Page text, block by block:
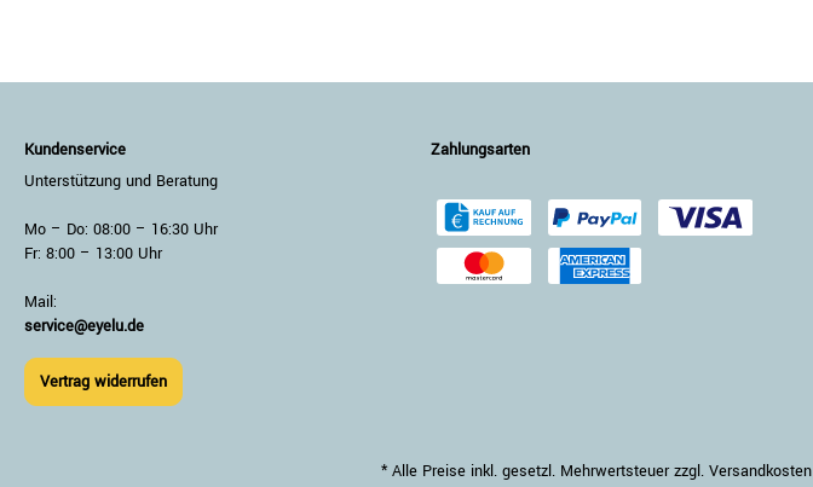
Kundenservice
Unterstützung und Beratung
Mo – Do: 08:00 – 16:30 Uhr
Fr: 8:00 – 13:00 Uhr
Mail:
service@eyelu.de
Vertrag widerrufen
Zahlungsarten
* Alle Preise inkl. gesetzl. Mehrwertsteuer zzgl.